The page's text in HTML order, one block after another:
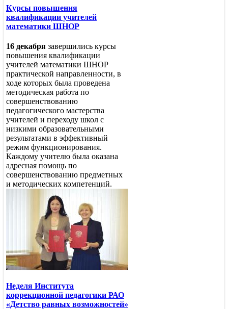
Курсы повышения
квалификации учителей
математики ШНОР
16 декабря завершились курсы
повышения квалификации
учителей математики ШНОР
практической направленности, в
ходе которых была проведена
методическая работа по
совершенствованию
педагогического мастерства
учителей и переходу школ с
низкими образовательными
результатами в эффективный
режим функционирования.
Каждому учителю была оказана
адресная помощь по
совершенствованию предметных
и методических компетенций.
Неделя Института
коррекционной педагогики РАО
«Детство равных возможностей»